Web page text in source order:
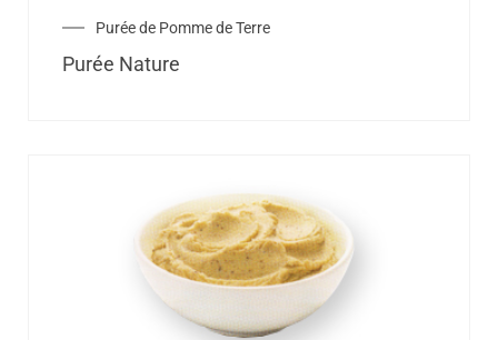
Purée de Pomme de Terre
Purée Nature